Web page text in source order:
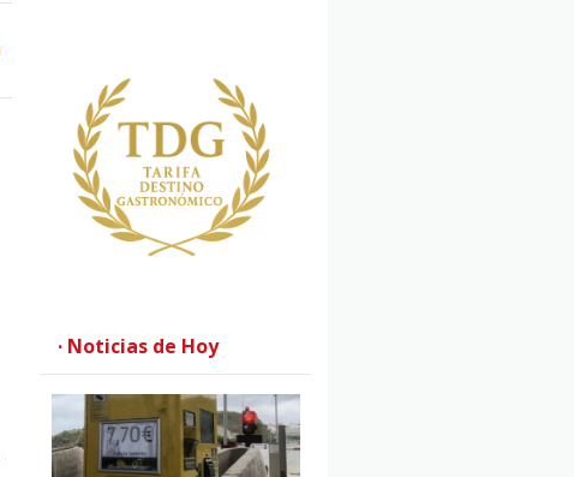
· Noticias de Hoy